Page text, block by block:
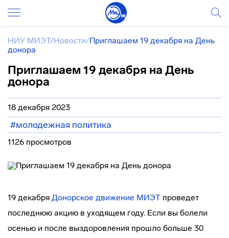
НИУ МИЭТ/Новости/Приглашаем 19 декабря на День
донора
Приглашаем 19 декабря на День
донора
18 декабря 2023
#молодежная политика
1126 просмотров
19 декабря Донорское движение МИЭТ проведет
последнюю акцию в уходящем году. Если вы болели
осенью и после выздоровления прошло больше 30